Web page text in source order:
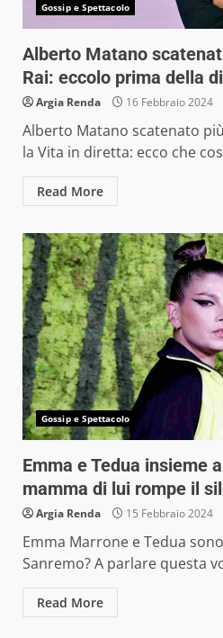
Gossip e Spettacolo
Alberto Matano
Rai: eccolo prima della
Argia Renda 16 Febbraio 2024
Alberto Matano scatenato
la Vita in diretta: ecco che
Read More
Gossip e Spettacolo
Emma e Tedua insieme
mamma di lui rompe il
Argia Renda 15 Febbraio 2024
Emma Marrone e Tedua
Sanremo? A parlare questa
Read More